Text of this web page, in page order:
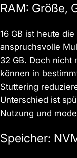
RAM: Größe,
16 GB ist heute
anspruchsvolle
32 GB. Doch nicht
können in
Stuttering
Unterschied ist
Nutzung und
Speicher: